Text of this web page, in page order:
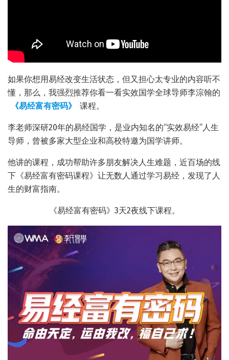
如果你想用易经改变生活状态，但又担心太专业的内容听不
懂，那么，我强烈推荐你看一看实效国学全球导师李淙翰的
《易经富有密码》
课程。
李老师深研20年的易经国学，是业内知名的“实效易经”人生
导师，曾被多家大型企业和高校特邀为国学讲师。
他讲的课程，成功帮助许多朋友解决人生难题，近百场的线
下《易经富有密码课程》让无数人通过学习易经，发现了人
生的财富指南。
《易经富有密码》3天2夜线下课程。